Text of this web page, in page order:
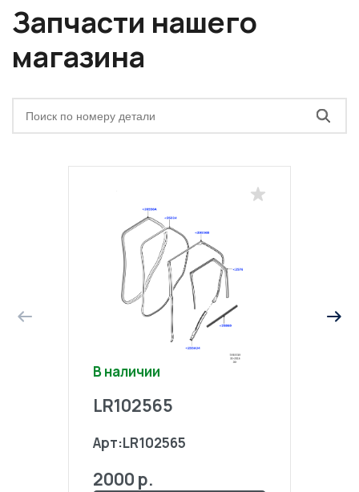
Запчасти нашего
магазина
В наличии
LR102565
Арт:LR102565
2000 р.